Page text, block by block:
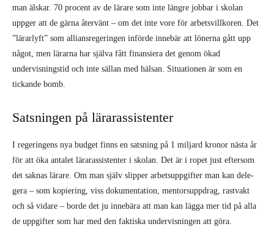
man älskar. 70 procent av de lärare som inte längre jobbar i skolan
uppger att de gärna återvänt – om det inte vore för arbetsvillkoren. Det
”lärarlyft” som alliansregeringen införde innebär att lönerna gått upp
något, men lärarna har själva fått finansiera det genom ökad
undervisningstid och inte sällan med häl­san. Situationen är som en
tickande bomb.
Satsningen på lärarassistenter
I regeringens nya budget finns en satsning på 1 miljard kronor nästa år
för att öka anta­let lärarassistenter i skolan. Det är i ropet just eftersom
det saknas lärare. Om man själv slipper arbetsuppgifter man kan dele­
gera – som kopiering, viss dokumentation, mentorsuppdrag, rastvakt
och så vidare – borde det ju innebära att man kan lägga mer tid på alla
de uppgifter som har med den faktiska undervisningen att göra.